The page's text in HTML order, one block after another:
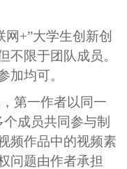
+”大学生创新创
不限于团队成员。
加均可。
第一作者以同一
成员共同参与制
频作品中的视频素
问题由作者承担